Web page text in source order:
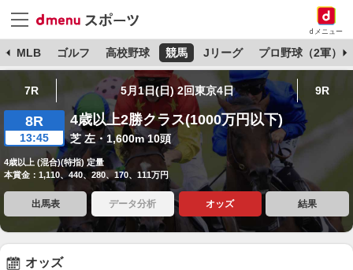
dメニュー
MLB ゴルフ 高校野球 競馬 Jリーグ プロ野球（2軍）
7R 5月1日(日) 2回東京4日 9R
8R
13:45
4歳以上2勝クラス(1000万円以下)
芝 左・1,600m 10頭
4歳以上 (混合)(特指) 定量
本賞金：1,110、440、280、170、111万円
出馬表 データ分析 オッズ 結果
オッズ